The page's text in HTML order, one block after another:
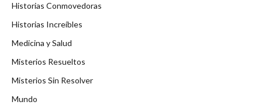
Historias Conmovedoras
Historias Increíbles
Medicina y Salud
Misterios Resueltos
Misterios Sin Resolver
Mundo